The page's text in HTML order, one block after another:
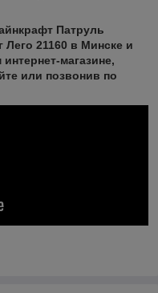
Патруль
Лего 21160 в Минске и
магазине,
или позвонив по